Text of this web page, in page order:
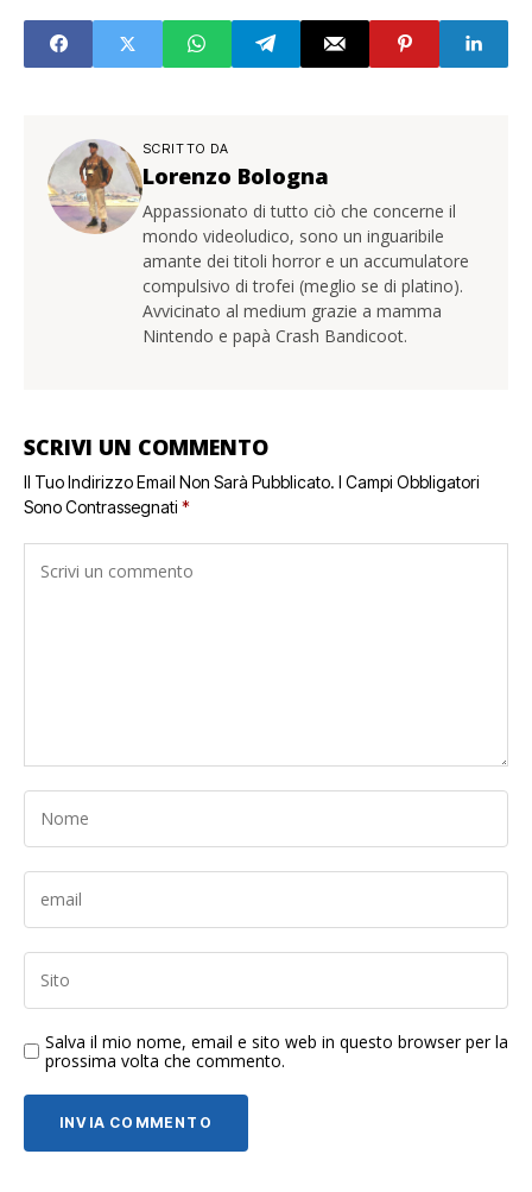
SCRITTO DA
Lorenzo Bologna
Appassionato di tutto ciò che concerne il
mondo videoludico, sono un inguaribile
amante dei titoli horror e un accumulatore
compulsivo di trofei (meglio se di platino).
Avvicinato al medium grazie a mamma
Nintendo e papà Crash Bandicoot.
SCRIVI UN COMMENTO
Il Tuo Indirizzo Email Non Sarà Pubblicato. I Campi Obbligatori
Sono Contrassegnati *
Salva il mio nome, email e sito web in questo browser per la
prossima volta che commento.